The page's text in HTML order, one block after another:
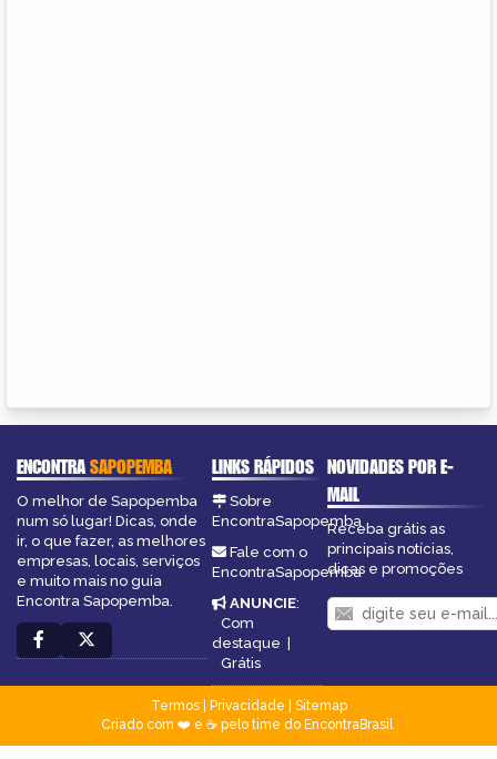
ENCONTRASAPOPEMBA
O melhor de Sapopemba
num só lugar! Dicas, onde
ir, o que fazer, as melhores
empresas, locais, serviços
e muito mais no guia
Encontra Sapopemba.
LINKS RÁPIDOS
Sobre
EncontraSapopemba
Fale com o
EncontraSapopemba
ANUNCIE:
Com
destaque |
Grátis
NOVIDADES POR E-
MAIL
Receba grátis as
principais notícias,
dicas e promoções
Termos| Privacidade
Sitemap
Criado com ❤️ e ☕ pelo time do EncontraBrasil